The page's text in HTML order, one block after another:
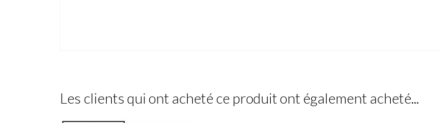
Les clients qui ont acheté ce produit ont également acheté...